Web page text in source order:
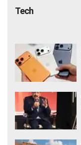
Tech